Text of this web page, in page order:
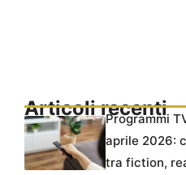
Articoli recenti
Programmi
aprile 2026:
tra fiction,